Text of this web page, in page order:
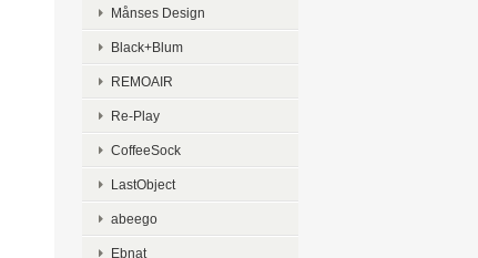
Månses Design
Black+Blum
REMOAIR
Re-Play
CoffeeSock
LastObject
abeego
Ebnat